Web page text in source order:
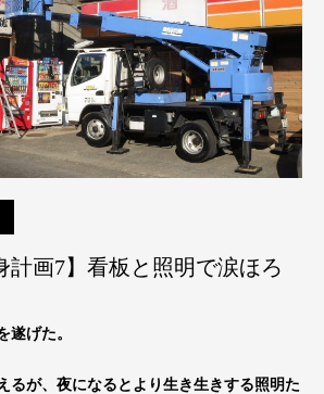
計画7】看板と照明で涙ほろ
遂げた。
るが、夜になるとより生き生きする照明た